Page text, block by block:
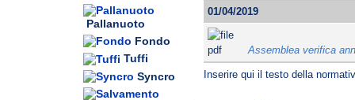
Pallanuoto
Fondo
Tuffi
Syncro
01/04/2019
Assemblea verifica
Inserire qui il testo della